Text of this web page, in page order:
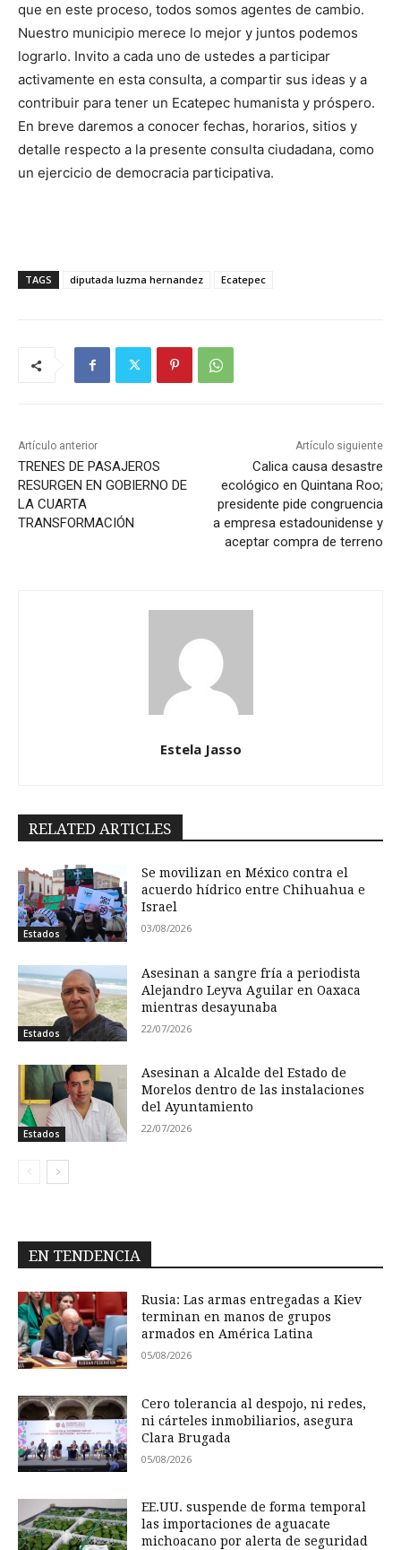
que en este proceso, todos somos agentes de cambio.
Nuestro municipio merece lo mejor y juntos podemos
lograrlo. Invito a cada uno de ustedes a participar
activamente en esta consulta, a compartir sus ideas y a
contribuir para tener un Ecatepec humanista y próspero.
En breve daremos a conocer fechas, horarios, sitios y
detalle respecto a la presente consulta ciudadana, como
un ejercicio de democracia participativa.
TAGS diputada luzma hernandez Ecatepec
Artículo anterior
TRENES DE PASAJEROS
RESURGEN EN GOBIERNO DE
LA CUARTA
TRANSFORMACIÓN
Artículo siguiente
Calica causa desastre
ecológico en Quintana Roo;
presidente pide congruencia
a empresa estadounidense y
aceptar compra de terreno
Estela Jasso
RELATED ARTICLES
Estados
Se movilizan en México contra el
acuerdo hídrico entre Chihuahua e
Israel
03/08/2026
Estados
Asesinan a sangre fría a periodista
Alejandro Leyva Aguilar en Oaxaca
mientras desayunaba
22/07/2026
Estados
Asesinan a Alcalde del Estado de
Morelos dentro de las instalaciones
del Ayuntamiento
22/07/2026
EN TENDENCIA
Rusia: Las armas entregadas a Kiev
terminan en manos de grupos
armados en América Latina
05/08/2026
Cero tolerancia al despojo, ni redes,
ni cárteles inmobiliarios, asegura
Clara Brugada
05/08/2026
EE.UU. suspende de forma temporal
las importaciones de aguacate
michoacano por alerta de seguridad